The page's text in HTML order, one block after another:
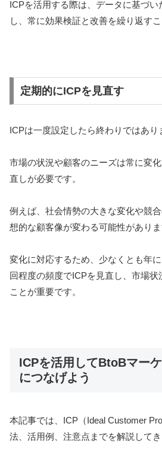
ICPを活用する際は、データに基づい
し、常に効果検証と改善を繰り返すこ
定期的にICPを見直す
ICPは一度設定したら終わりではあり
市場の状況や顧客のニーズは常に変
直しが必要です。
例えば、社会情勢の大きな変化や競
想的な顧客像が変わる可能性がありま
変化に対応するため、少なくとも年
回程度の頻度でICPを見直し、市場
ことが重要です。
ICPを活用してBtoBマー
につなげよう
本記事では、ICP（Ideal Customer
法、活用例、注意点までを解説してき